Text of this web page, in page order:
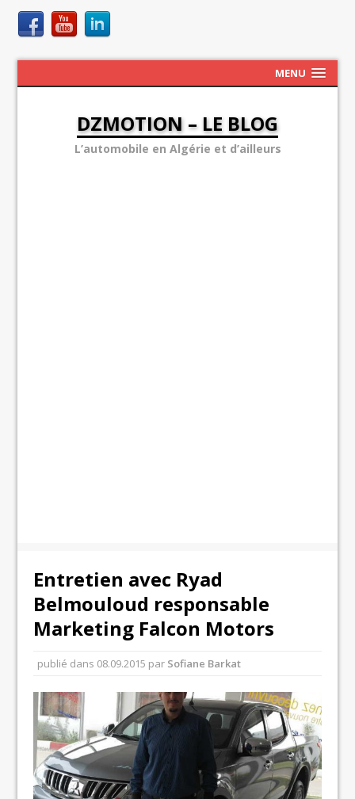
MENU
DZMOTION – LE BLOG
L’automobile en Algérie et d’ailleurs
Entretien avec Ryad
Belmouloud responsable
Marketing Falcon Motors
publié dans 08.09.2015 par Sofiane Barkat